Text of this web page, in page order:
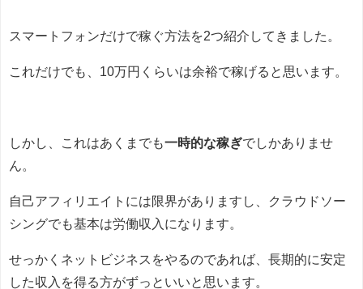
スマートフォンだけで稼ぐ方法を2つ紹介してきました。
これだけでも、10万円くらいは余裕で稼げると思います。
しかし、これはあくまでも一時的な稼ぎでしかありませ
ん。
自己アフィリエイトには限界がありますし、クラウドソー
シングでも基本は労働収入になります。
せっかくネットビジネスをやるのであれば、長期的に安定
した収入を得る方がずっといいと思います。